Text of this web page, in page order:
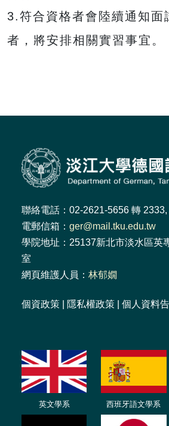
3.符合資格者會陸續通知面
者，將安排相關實習事宜。
聯絡電話：02-2621-5656 轉 2333,
電郵信箱： ger@mail.tku.edu.tw
學院地址：25137新北市淡水區英
室
網頁維護人員： 林郁嫺
個資政策 隱私權政策 個人資料
英文學系 西班牙語文學系